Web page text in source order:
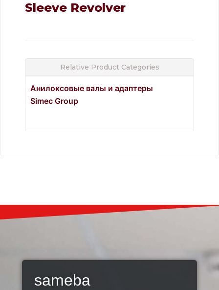
Sleeve Revolver
Relative Product Categories
Анилоксовые валы и адаптеры
Simec Group
sameba